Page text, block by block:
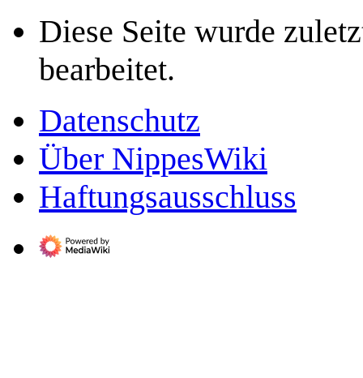
Diese Seite wurde
bearbeitet.
Datenschutz
Über NippesWiki
Haftungsausschluss